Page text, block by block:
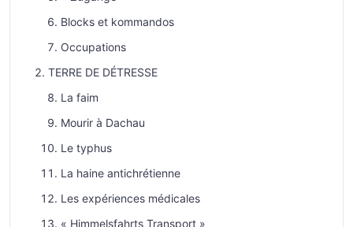
Blocks et kommandos
Occupations
TERRE DE DÉTRESSE
La faim
Mourir à Dachau
Le typhus
La haine antichrétienne
Les expériences médicales
« Himmelsfahrts Transport »